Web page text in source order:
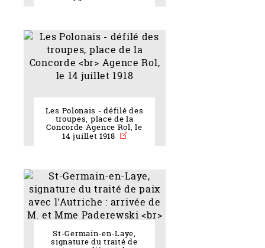
Les Polonais - défilé des
troupes, place de la
Concorde Agence Rol, le
14 juillet 1918
St-Germain-en-Laye,
signature du traité de